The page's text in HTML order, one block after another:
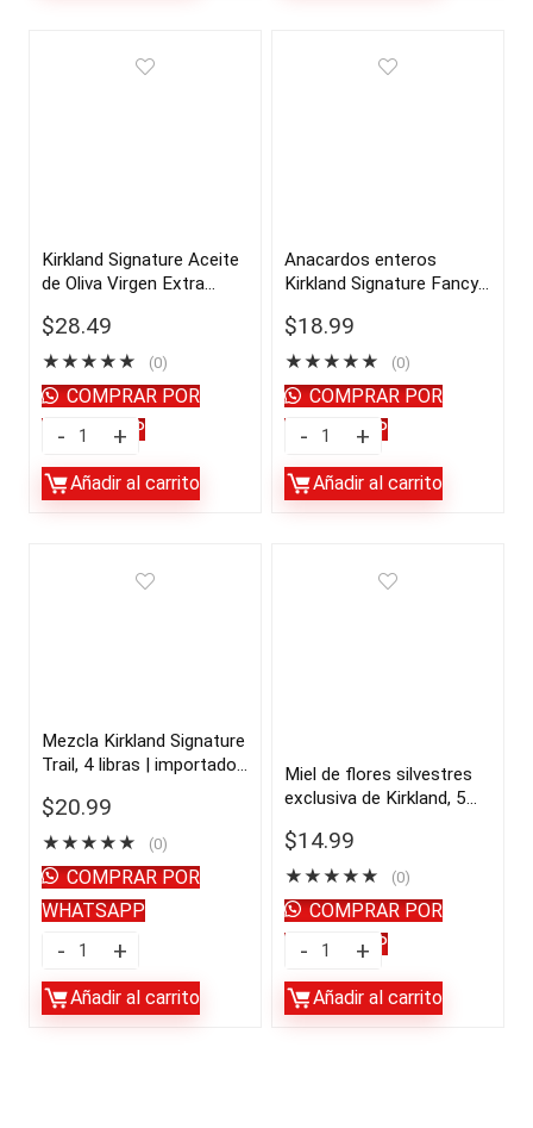
quantity
Kirkland Signature Aceite
de Oliva Virgen Extra
importado de USA
$28.49
★★★★★ (0)
Kirkland
Signature
Aceite
3
L
|
importado
de
USA
Añadir al carrito
COMPRAR POR
WHATSAPP
Anacardos enteros
Kirkland Signature Fancy,
USA
$18.99
★★★★★ (0)
Anacardos
enteros
Kirkland
USA
quantity
Añadir al carrito
COMPRAR POR
WHATSAPP
Mezcla Kirkland Signature
Trail, 4 libras | importado
$20.99
★★★★★ (0)
Mezcla
Kirkland
Signature
Añadir al carrito
COMPRAR POR
WHATSAPP
Miel de flores silvestres
exclusiva de Kirkland, 5
$14.99
★★★★★ (0)
Miel
de
flores
Añadir al carrito
COMPRAR POR
WHATSAPP